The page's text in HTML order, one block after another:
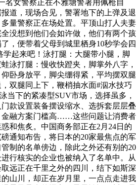
名女警察正在不雅塘警署用佩枪自
道，现场合见，警署地下的上弹及退
量警察正在场处置。平顶山打人夫妻
没想到他们会如许做，他们有两个孩
，便带着父母到城里栖身10秒学会四
学起来吧！泳打腿：大腿带小腿，脚
泳打腿：慢收快蹬夹，脚掌外八字，
卧身放平，脚尖绷得紧，平均摆双腿
双腿同上下，鞭梢抽水面#泅水技巧
当下的紧凑型SUV市场，选择虽多，
款设置装备摆设缩水、选拆套层层叠
金融方案门槛高……这些问题让消费者
和焦炙。中国商务部正在2月24日的
通知布告，将日本的20家最焦点的军
制的名单傍边，除此之外还有别的20
行核实的企业也被纳入了名单中。从
远正在千里之外的四川，结下如斯深
山川，却正在岁月里，一点点走进我